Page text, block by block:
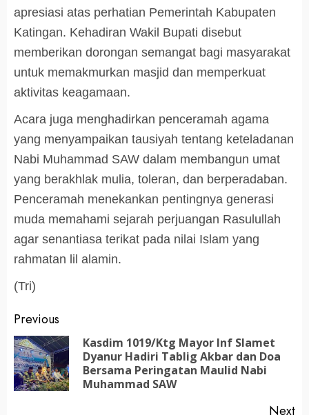
apresiasi atas perhatian Pemerintah Kabupaten
Katingan. Kehadiran Wakil Bupati disebut
memberikan dorongan semangat bagi masyarakat
untuk memakmurkan masjid dan memperkuat
aktivitas keagamaan.
Acara juga menghadirkan penceramah agama
yang menyampaikan tausiyah tentang keteladanan
Nabi Muhammad SAW dalam membangun umat
yang berakhlak mulia, toleran, dan berperadaban.
Penceramah menekankan pentingnya generasi
muda memahami sejarah perjuangan Rasulullah
agar senantiasa terikat pada nilai Islam yang
rahmatan lil alamin.
(Tri)
Post
navigation
Previous
Kasdim 1019/Ktg Mayor Inf Slamet
Dyanur Hadiri Tablig Akbar dan Doa
Bersama Peringatan Maulid Nabi
Muhammad SAW
Next